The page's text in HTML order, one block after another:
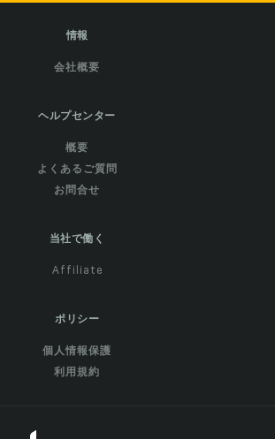
情報
会社概要
ヘルプセンター
概要
よくあるご質問
お問合せ
当社で働く
Affiliate
ポリシー
個人情報保護
利用規約